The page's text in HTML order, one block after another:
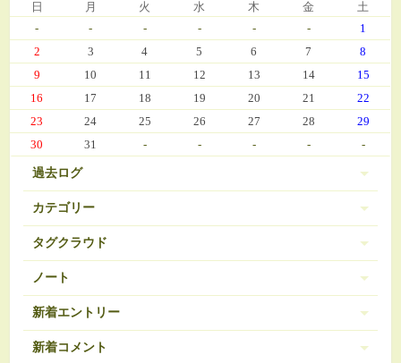
日 月 火 水 木 金 土
- - - - - -
1
2
3 4 5 6 7
8
9
10 11 12 13 14
15
16
17 18 19 20 21
22
23
24 25 26 27 28
29
30
31 - - - - -
過去ログ
カテゴリー
伊豆 (303)
日常 (560)
娘の成長 (669)
ゲーム (342)
タグクラウド
BRAVELY DEFAULT
SDガンダム お弁当
お気に入り（私）
ノート
ノートは登録されていません。
新着エントリー
javascript 再勉強中
新着コメント